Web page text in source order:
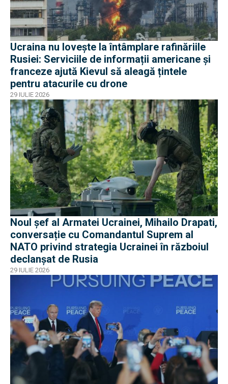
Ucraina nu lovește la întâmplare rafinăriile
Rusiei: Serviciile de informații americane și
franceze ajută Kievul să aleagă țintele
pentru atacurile cu drone
29 IULIE 2026
Noul șef al Armatei Ucrainei, Mihailo Drapati,
conversație cu Comandantul Suprem al
NATO privind strategia Ucrainei în războiul
declanșat de Rusia
29 IULIE 2026